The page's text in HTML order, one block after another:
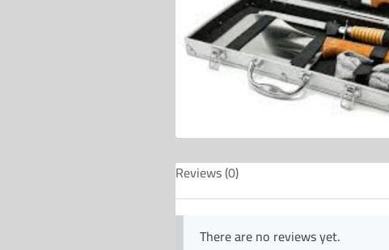
Reviews (0)
There are no reviews yet.